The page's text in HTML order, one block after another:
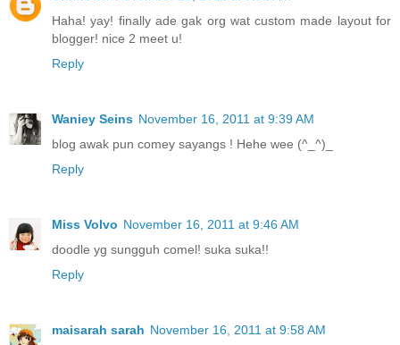
Haha! yay! finally ade gak org wat custom made layout for
blogger! nice 2 meet u!
Reply
Waniey Seins November 16, 2011 at 9:39 AM
blog awak pun comey sayangs ! Hehe wee (^_^)_
Reply
Miss Volvo November 16, 2011 at 9:46 AM
doodle yg sungguh comel! suka suka!!
Reply
maisarah sarah November 16, 2011 at 9:58 AM